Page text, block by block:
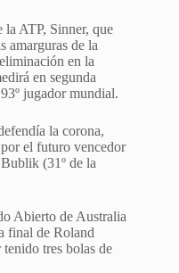
la ATP, Sinner, que
amarguras de la
en la
en segunda
jugador mundial.
la corona,
el futuro vencedor
(31º de la
Abierto de Australia
final de Roland
tres bolas de